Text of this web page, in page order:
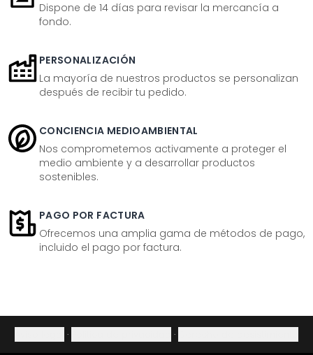
Dispone de 14 días para revisar la mercancía a
fondo.
PERSONALIZACIÓN
La mayoría de nuestros productos se personalizan
después de recibir tu pedido.
CONCIENCIA MEDIOAMBIENTAL
Nos comprometemos activamente a proteger el
medio ambiente y a desarrollar productos
sostenibles.
PAGO POR FACTURA
Ofrecemos una amplia gama de métodos de pago,
incluido el pago por factura.
· ·